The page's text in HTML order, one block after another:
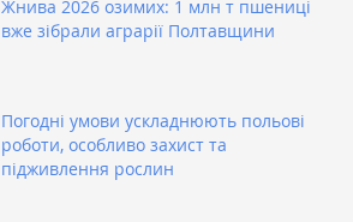
Жнива 2026 озимих: 1 млн т пшениці
вже зібрали аграрії Полтавщини
Погодні умови ускладнюють польові
роботи, особливо захист та
підживлення рослин